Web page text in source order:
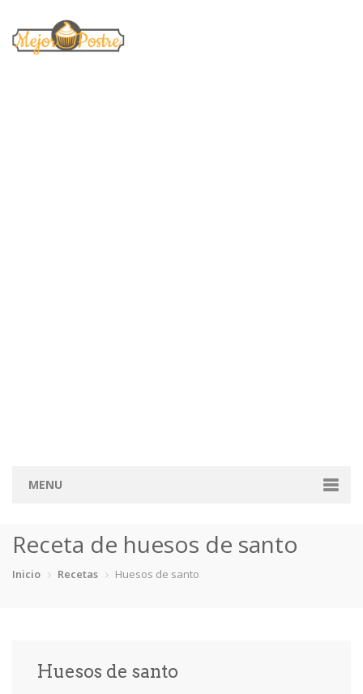
MENU
Categorías
Recetas
Receta de huesos de santo
Inicio Recetas Huesos de santo
Huesos de santo